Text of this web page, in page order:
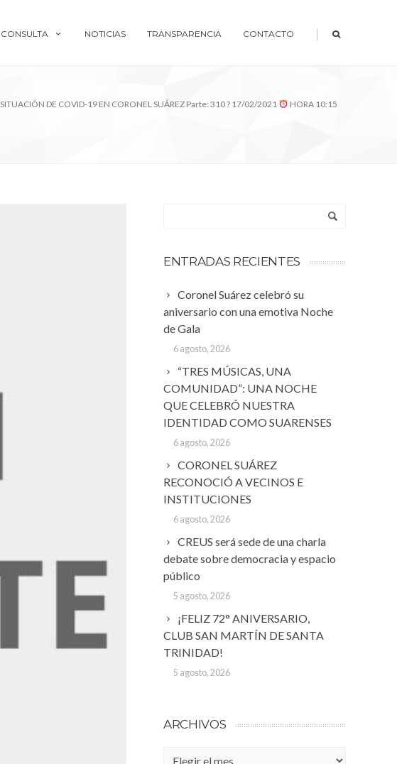
CONSULTA NOTICIAS TRANSPARENCIA CONTACTO |
SITUACIÓN DE COVID-19 EN CORONEL SUÁREZ Parte: 310 ? 17/02/2021 HORA 10:15
ENTRADAS RECIENTES
Coronel Suárez celebró su
aniversario con una emotiva Noche
de Gala
6 agosto, 2026
“TRES MÚSICAS, UNA
COMUNIDAD”: UNA NOCHE
QUE CELEBRÓ NUESTRA
IDENTIDAD COMO SUARENSES
6 agosto, 2026
CORONEL SUÁREZ
RECONOCIÓ A VECINOS E
INSTITUCIONES
6 agosto, 2026
CREUS será sede de una charla
debate sobre democracia y espacio
público
5 agosto, 2026
¡FELIZ 72° ANIVERSARIO,
CLUB SAN MARTÍN DE SANTA
TRINIDAD!
5 agosto, 2026
ARCHIVOS
Archivos